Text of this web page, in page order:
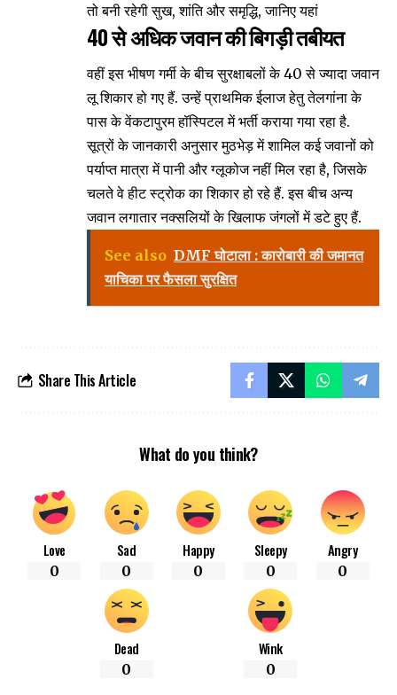
तो बनी रहेगी सुख, शांति और समृद्धि, जानिए यहां
40 से अधिक जवान की बिगड़ी तबीयत
वहीं इस भीषण गर्मी के बीच सुरक्षाबलों के 40 से ज्यादा जवान
लू शिकार हो गए हैं. उन्हें प्राथमिक ईलाज हेतु तेलगांना के
पास के वेंकटापुरम हॉस्पिटल में भर्ती कराया गया रहा है.
सूत्रों के जानकारी अनुसार मुठभेड़ में शामिल कई जवानों को
पर्याप्त मात्रा में पानी और ग्लूकोज नहीं मिल रहा है, जिसके
चलते वे हीट स्ट्रोक का शिकार हो रहे हैं. इस बीच अन्य
जवान लगातार नक्सलियों के खिलाफ जंगलों में डटे हुए हैं.
See also DMF घोटाला : कारोबारी की जमानत
याचिका पर फैसला सुरक्षित
Share This Article
What do you think?
Love
0
Sad
0
Happy
0
Sleepy
0
Angry
0
Dead
0
Wink
0